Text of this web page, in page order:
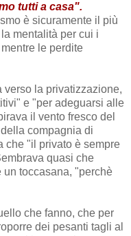
tutti a casa".
è sicuramente il più
mentalità per cui i
le perdite
la privatizzazione,
e "per adeguarsi alle
il vento fresco del
compagnia di
che "il privato è sempre
quasi che
un toccasana, "perchè
che fanno, che per
dei pesanti tagli al